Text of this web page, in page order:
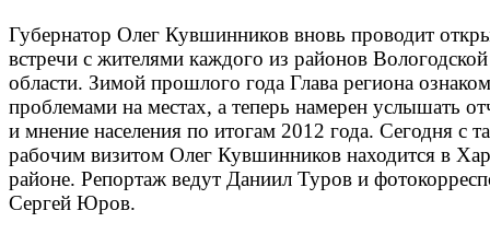
Губернатор Олег Кувшинников вновь проводит
встречи с жителями каждого из районов Вологодской
области. Зимой прошлого года Глава региона
проблемами на местах, а теперь намерен услышать
и мнение населения по итогам 2012 года. Сегодня с
рабочим визитом Олег Кувшинников находится в
районе. Репортаж ведут Даниил Туров и
Сергей Юров.